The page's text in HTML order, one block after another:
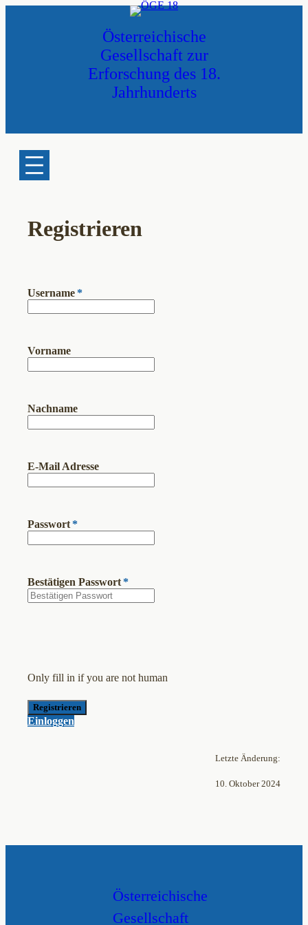
Österreichische
Gesellschaft zur
Erforschung des 18.
Jahrhunderts
Registrieren
Username *
Vorname
Nachname
E-Mail Adresse
Passwort *
Bestätigen Passwort *
Only fill in if you are not human
Einloggen
Letzte Änderung:
10. Oktober 2024
Österreichische
Gesellschaft